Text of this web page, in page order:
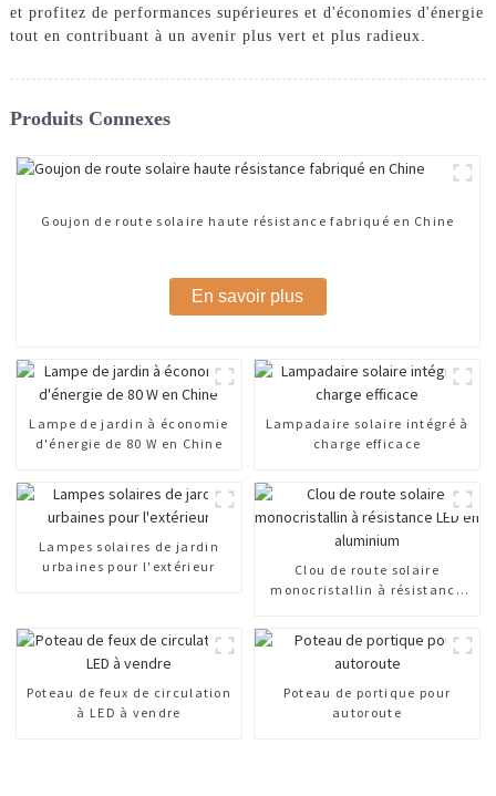
et profitez de performances supérieures et d'économies d'énergie
tout en contribuant à un avenir plus vert et plus radieux.
Produits Connexes
Goujon de route solaire haute résistance fabriqué en Chine
En savoir plus
Lampe de jardin à économie
d'énergie de 80 W en Chine
Lampadaire solaire intégré à
charge efficace
Lampes solaires de jardin
urbaines pour l'extérieur
Clou de route solaire
monocristallin à résistance
Poteau de feux de circulation
à LED à vendre
Poteau de portique pour
autoroute